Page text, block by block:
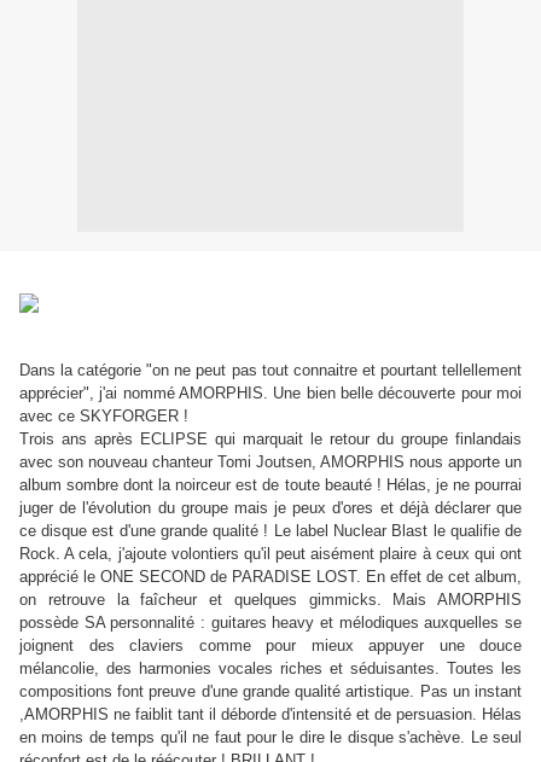
Dans la catégorie "on ne peut pas tout connaitre et pourtant tellellement
apprécier", j'ai nommé AMORPHIS. Une bien belle découverte pour moi
avec ce SKYFORGER !
Trois ans après ECLIPSE qui marquait le retour du groupe finlandais
avec son nouveau chanteur Tomi Joutsen, AMORPHIS nous apporte un
album sombre dont la noirceur est de toute beauté ! Hélas, je ne pourrai
juger de l'évolution du groupe mais je peux d'ores et déjà déclarer que
ce disque est d'une grande qualité ! Le label Nuclear Blast le qualifie de
Rock. A cela, j'ajoute volontiers qu'il peut aisément plaire à ceux qui ont
apprécié le ONE SECOND de PARADISE LOST. En effet de cet album,
on retrouve la faîcheur et quelques gimmicks. Mais AMORPHIS
possède SA personnalité : guitares heavy et mélodiques auxquelles se
joignent des claviers comme pour mieux appuyer une douce
mélancolie, des harmonies vocales riches et séduisantes. Toutes les
compositions font preuve d'une grande qualité artistique. Pas un instant
,AMORPHIS ne faiblit tant il déborde d'intensité et de persuasion. Hélas
en moins de temps qu'il ne faut pour le dire le disque s'achève. Le seul